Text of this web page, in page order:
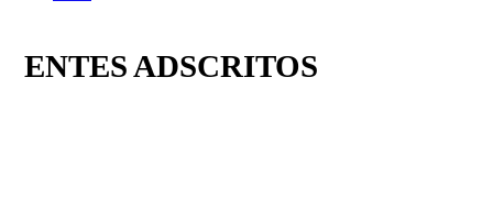
ENTES ADSCRITOS